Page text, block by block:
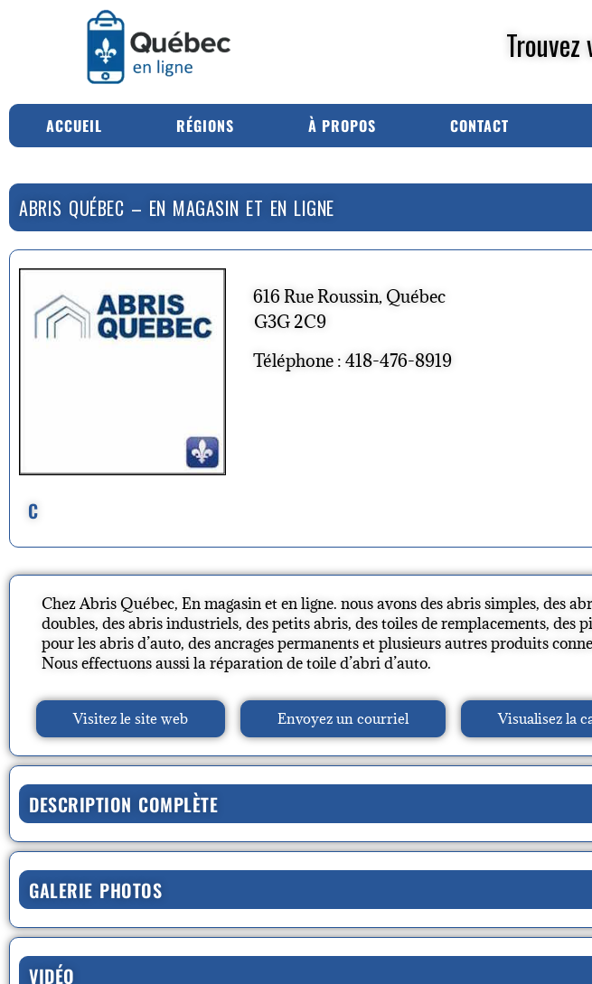
ACCUEIL RÉGIONS À PROPOS CONTACT
ABRIS QUÉBEC – EN MAGASIN ET EN LIGNE
C
616 Rue Roussin, Québec
G3G 2C9
Téléphone : 418-476-8919
Chez Abris Québec, En magasin et en ligne. nous avons des abris simples, des
doubles, des abris industriels, des petits abris, des toiles de remplacements, des
pour les abris d’auto, des ancrages permanents et plusieurs autres produits
Nous effectuons aussi la réparation de toile d’abri d’auto.
Visitez le site web Envoyez un courriel Visualisez la
DESCRIPTION COMPLÈTE
GALERIE PHOTOS
VIDÉO